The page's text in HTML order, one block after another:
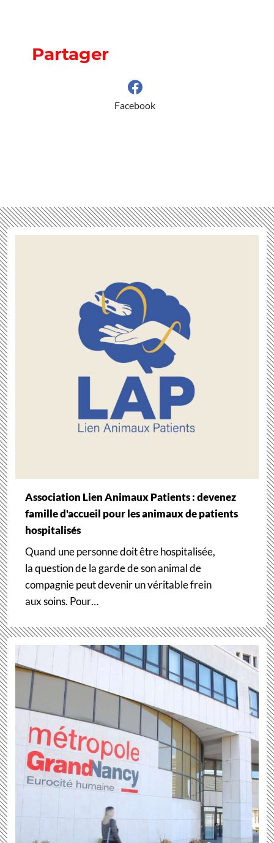
Partager
Facebook
Association Lien Animaux Patients : devenez
famille d'accueil pour les animaux de patients
hospitalisés
Quand une personne doit être hospitalisée,
la question de la garde de son animal de
compagnie peut devenir un véritable frein
aux soins. Pour…